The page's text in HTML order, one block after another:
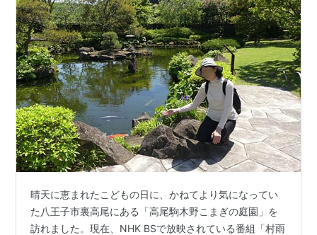
晴天に恵まれたこどもの日に、かねてより気になってい
た八王子市裏高尾にある「高尾駒木野こまぎの庭園」を
訪れました。現在、NHK BSで放映されている番組「村雨